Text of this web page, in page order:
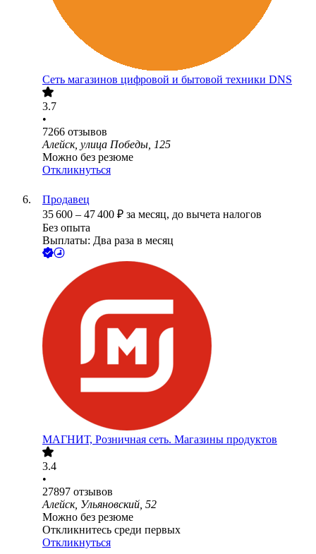
Сеть магазинов цифровой и бытовой техники DNS
3.7
•
7266 отзывов
Алейск, улица Победы, 125
Можно без резюме
Откликнуться
Продавец
35 600 – 47 400 ₽ за месяц, до вычета налогов
Без опыта
Выплаты: Два раза в месяц
МАГНИТ, Розничная сеть. Магазины продуктов
3.4
•
27897 отзывов
Алейск, Ульяновский, 52
Можно без резюме
Откликнитесь среди первых
Откликнуться